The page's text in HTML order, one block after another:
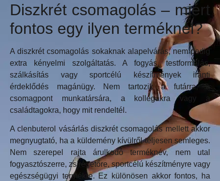
Diszkrét csomagolás – miért
fontos egy ilyen terméknél?
A diszkrét csomagolás sokaknak alapelvárás, nem pedig
extra kényelmi szolgáltatás. A fogyás, testformálás,
szálkásítás vagy sportcélú készítmények iránti
érdeklődés magánügy. Nem tartozik a futárra, a
csomagpont munkatársára, a kollégákra vagy a
családtagokra, hogy mit rendeltél.
A clenbuterol vásárlás diszkrét csomagolás mellett akkor
megnyugtató, ha a küldemény kívülről teljesen semleges.
Nem szerepel rajta árulkodó terméknév, nem utal
fogyasztószerre, zsírégetőre, sportcélú készítményre vagy
egészségügyi termékre. Ez különösen akkor fontos, ha